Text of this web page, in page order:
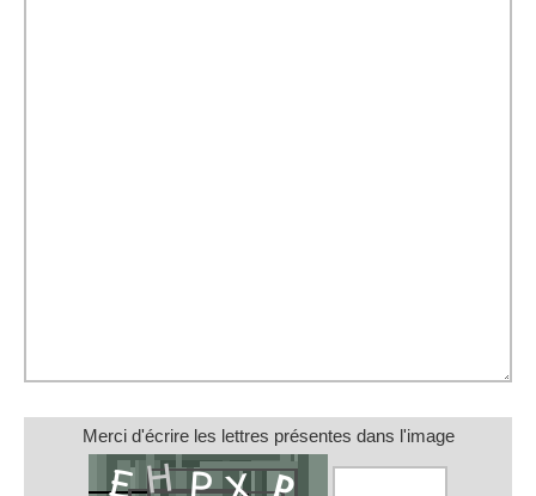
Merci d'écrire les lettres présentes dans l'image